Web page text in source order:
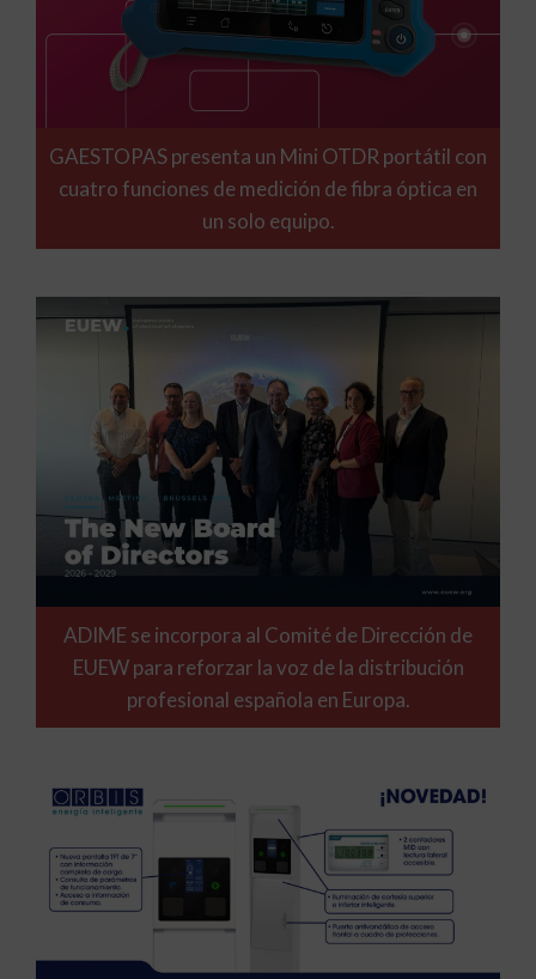
GAESTOPAS presenta un Mini OTDR portátil con
cuatro funciones de medición de fibra óptica en
un solo equipo.
ADIME se incorpora al Comité de Dirección de
EUEW para reforzar la voz de la distribución
profesional española en Europa.